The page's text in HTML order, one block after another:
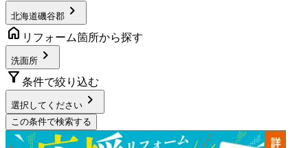
北海道磯谷郡 chevron_right
home リフォーム箇所から探す
洗面所 chevron_right
filter_alt 条件で絞り込む
選択してください chevron_right
この条件で検索する